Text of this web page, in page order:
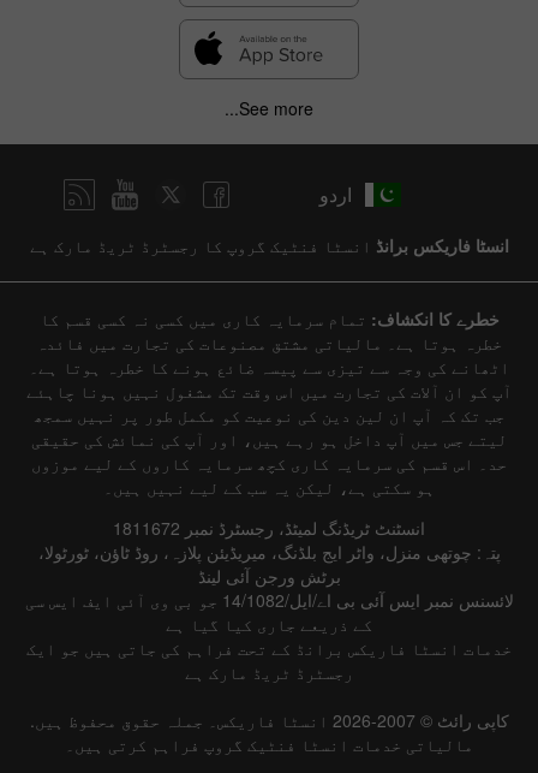
See more...
اردو
انسٹا فاریکس برانڈ انسٹا فنٹیک گروپ کا رجسٹرڈ ٹریڈ مارک ہے
خطرے کا انکشاف: تمام سرمایہ کاری میں کسی نہ کسی قسم کا
خطرہ ہوتا ہے۔ مالیاتی مشتق مصنوعات کی تجارت میں فائدہ
اٹھانے کی وجہ سے تیزی سے پیسہ ضائع ہونے کا خطرہ ہوتا ہے۔
آپ کو ان آلات کی تجارت میں اس وقت تک مشغول نہیں ہونا چاہئے
جب تک کہ آپ ان لین دین کی نوعیت کو مکمل طور پر نہیں سمجھ
لیتے جس میں آپ داخل ہو رہے ہیں، اور آپ کی نمائش کی حقیقی
حد۔ اس قسم کی سرمایہ کاری کچھ سرمایہ کاروں کے لیے موزوں
ہو سکتی ہے، لیکن یہ سب کے لیے نہیں ہیں۔
انسٹنٹ ٹریڈنگ لمیٹڈ، رجسٹرڈ نمبر 1811672
پتہ: چوتھی منزل، واٹر ایج بلڈنگ، میریڈیئن پلازہ، روڈ ٹاؤن، ٹورٹولا،
برٹش ورجن آئی لینڈ
لائسنس نمبر ایس آئی بی اے/ایل/14/1082 جو بی وی آئی ایف ایس سی
کے ذریعے جاری کیا گیا ہے
خدمات انسٹا فاریکس برانڈ کے تحت فراہم کی جاتی ہیں جو ایک
رجسٹرڈ ٹریڈ مارک ہے
کاپی رائٹ © 2007-2026 انسٹا فاریکس۔ جملہ حقوق محفوظ ہیں.
مالیاتی خدمات انسٹا فنٹیک گروپ فراہم کرتی ہیں۔